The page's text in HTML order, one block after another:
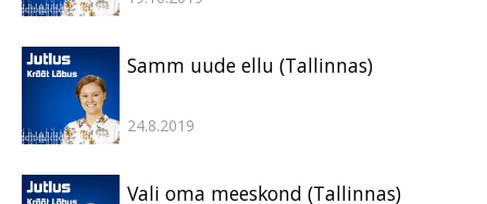
Samm uude ellu (Tallinnas)
24.8.2019
Vali oma meeskond (Tallinnas)